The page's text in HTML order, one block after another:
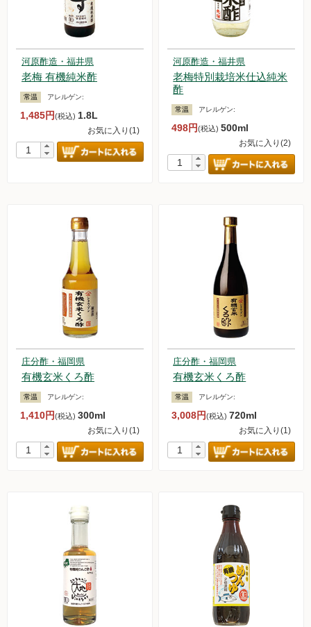
河原酢造・福井県
老梅 有機純米酢
常温 アレルゲン:
1,485円(税込) 1.8L
お気に入り(1)
河原酢造・福井県
老梅特別栽培米仕込純米
酢
常温 アレルゲン:
498円(税込)500ml
お気に入り(2)
庄分酢・福岡県
有機玄米くろ酢
常温 アレルゲン:
1,410円(税込) 300ml
お気に入り(1)
庄分酢・福岡県
有機玄米くろ酢
常温 アレルゲン:
3,008円(税込)720ml
お気に入り(1)